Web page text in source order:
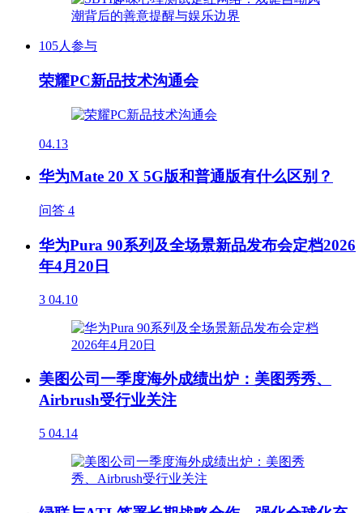
105人参与
荣耀PC新品技术沟通会
04.13
华为Mate 20 X 5G版和普通版有什么区别？
问答 4
华为Pura 90系列及全场景新品发布会定档2026
年4月20日
3 04.10
美图公司一季度海外成绩出炉：美图秀秀、
Airbrush受行业关注
5 04.14